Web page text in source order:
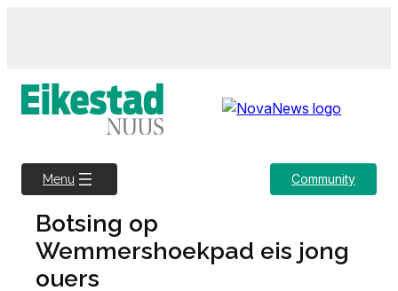
Menu Community
Botsing op
Wemmershoekpad eis jong
ouers